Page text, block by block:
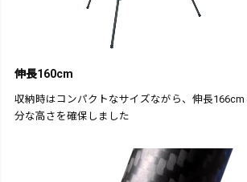
伸長160cm
収納時はコンパクトなサイズながら、伸長166cm
分な高さを確保しました